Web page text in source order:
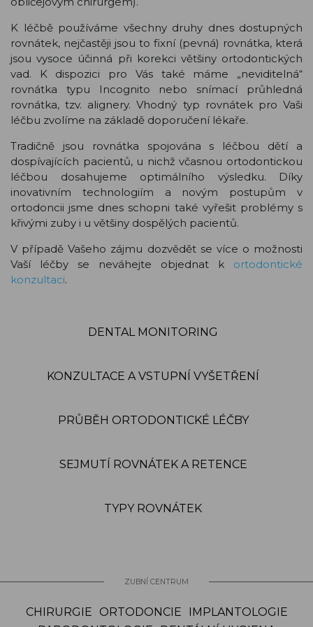
K léčbě používáme všechny druhy dnes dostupných
rovnátek, nejčastěji jsou to fixní (pevná) rovnátka, která
jsou vysoce účinná při korekci většiny ortodontických
vad. K dispozici pro Vás také máme „neviditelná“
rovnátka typu Incognito nebo snímací průhledná
rovnátka, tzv. alignery. Vhodný typ rovnátek pro Vaši
léčbu zvolíme na základě doporučení lékaře.
Tradičně jsou rovnátka spojována s léčbou dětí a
dospívajících pacientů, u nichž včasnou ortodontickou
léčbou dosahujeme optimálního výsledku. Díky
inovativním technologiím a novým postupům v
ortodoncii jsme dnes schopni také vyřešit problémy s
křivými zuby i u většiny dospělých pacientů.
V případě Vašeho zájmu dozvědět se více o možnosti
Vaší léčby se neváhejte objednat k ortodontické
konzultaci.
DENTAL MONITORING
KONZULTACE A VSTUPNÍ VYŠETŘENÍ
PRŮBĚH ORTODONTICKÉ LÉČBY
SEJMUTÍ ROVNÁTEK A RETENCE
TYPY ROVNÁTEK
ZUBNÍ CENTRUM
CHIRURGIE ORTODONCIE
IMPLANTOLOGIE